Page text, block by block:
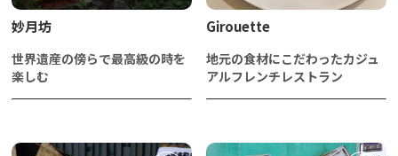
妙月坊
世界遺産の傍らで最高級の時を
楽しむ
Girouette
地元の食材にこだわったカジュ
アルフレンチレストラン